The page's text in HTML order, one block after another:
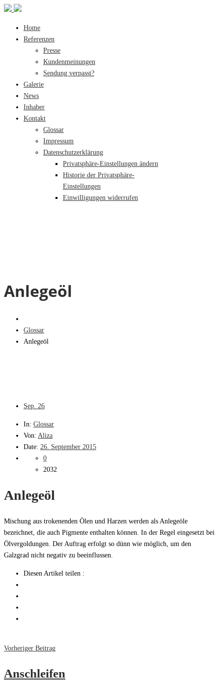
Home
Referenzen
Presse
Kundenmeinungen
Sendung verpasst?
Galerie
News
Inhaber
Kontakt
Glossar
Impressum
Datenschutzerklärung
Privatsphäre-Einstellungen ändern
Historie der Privatsphäre-
Einstellungen
Einwilligungen widerrufen
Anlegeöl
Glossar
Anlegeöl
Sep. 26
In: Glossar
Von: Aliza
Date: 26. September 2015
0
2032
Anlegeöl
Mischung aus trokenenden Ölen und Harzen werden als Anlegeöle
bezeichnet, die auch Pigmente enthalten können. In der Regel eingesetzt bei
Ölvergoldungen. Der Auftrag erfolgt so dünn wie möglich, um den
Galzgrad nicht negativ zu beeinflussen.
Diesen Artikel teilen :
Vorheriger Beitrag
Anschleifen